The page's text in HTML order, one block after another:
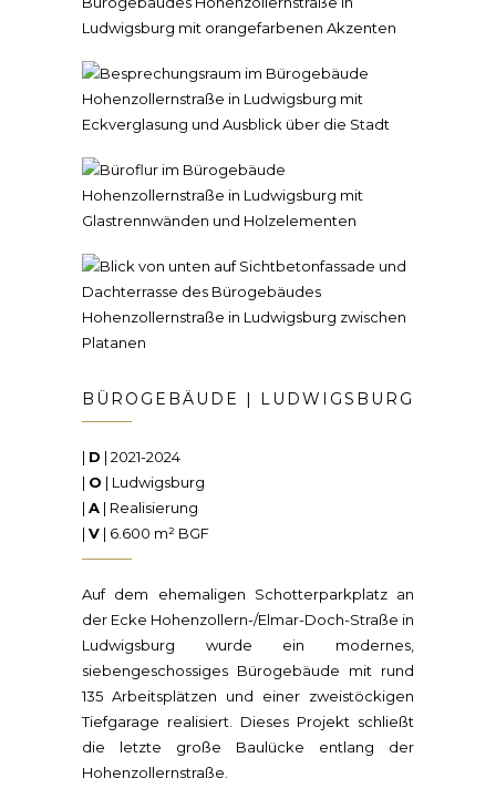
BÜROGEBÄUDE | LUDWIGSBURG
| D | 2021-2024
| O | Ludwigsburg
| A | Realisierung
| V | 6.600 m² BGF
Auf dem ehemaligen Schotterparkplatz an
der Ecke Hohenzollern-/Elmar-Doch-Straße in
Ludwigsburg wurde ein modernes,
siebengeschossiges Bürogebäude mit rund
135 Arbeitsplätzen und einer zweistöckigen
Tiefgarage realisiert. Dieses Projekt schließt
die letzte große Baulücke entlang der
Hohenzollernstraße.